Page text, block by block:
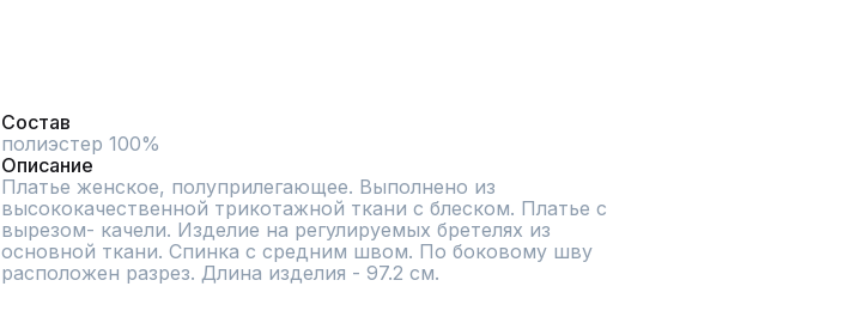
Состав
полиэстер 100%
Описание
Платье женское, полуприлегающее. Выполнено из
высококачественной трикотажной ткани с блеском. Платье с
вырезом- качели. Изделие на регулируемых бретелях из
основной ткани. Спинка с средним швом. По боковому шву
расположен разрез. Длина изделия - 97.2 см.